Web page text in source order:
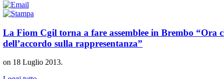
La Fiom Cgil torna a fare assemblee in Brembo “Ora
dell’accordo sulla rappresentanza”
on 18 Luglio 2013.